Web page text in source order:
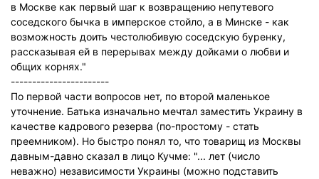
в Москве как первый шаг к возвращению непутевого
соседского бычка в имперское стойло, а в Минске - как
возможность доить честолюбивую соседскую буренку,
рассказывая ей в перерывах между дойками о любви и
общих корнях."
-----------------------
По первой части вопросов нет, по второй маленькое
уточнение. Батька изначально мечтал заместить Украину в
качестве кадрового резерва (по-простому - стать
преемником). Но быстро понял то, что товарищ из Москвы
давным-давно сказал в лицо Кучме: "... лет (число
неважно) независимости Украины (можно подставить